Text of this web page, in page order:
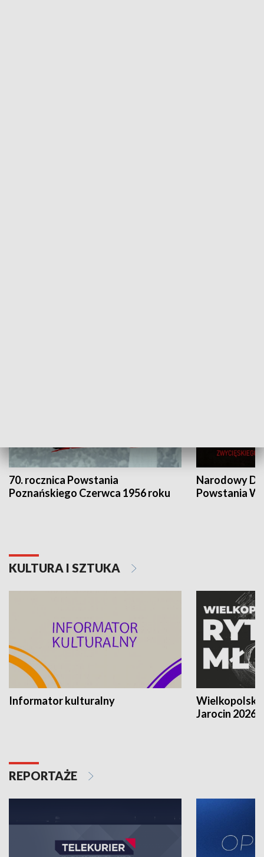
70. rocznica Powstania
Poznańskiego Czerwca 1956 roku
Narodowy
Powstania
KULTURA I SZTUKA
Informator kulturalny
Jarocin 2026
REPORTAŻE